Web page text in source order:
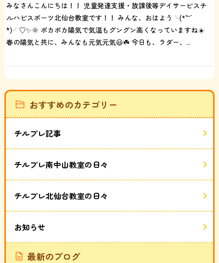
みなさんこんにちは！！ 児童発達支援・放課後等デイサービスチ
ルハピスポーツ北仙台教室です！！ みんな、おはよう╰(*´︶
`*)╯♡✨🌞 ポカポカ陽気で気温もグングン高くなっていますね☀️
春の陽気と共に、みんなも元気元気😃☘️ 今日も、ラダー、...
おすすめのカテゴリー
チルプレ記事
チルプレ南中山教室の日々
チルプレ北仙台教室の日々
お知らせ
最新のブログ